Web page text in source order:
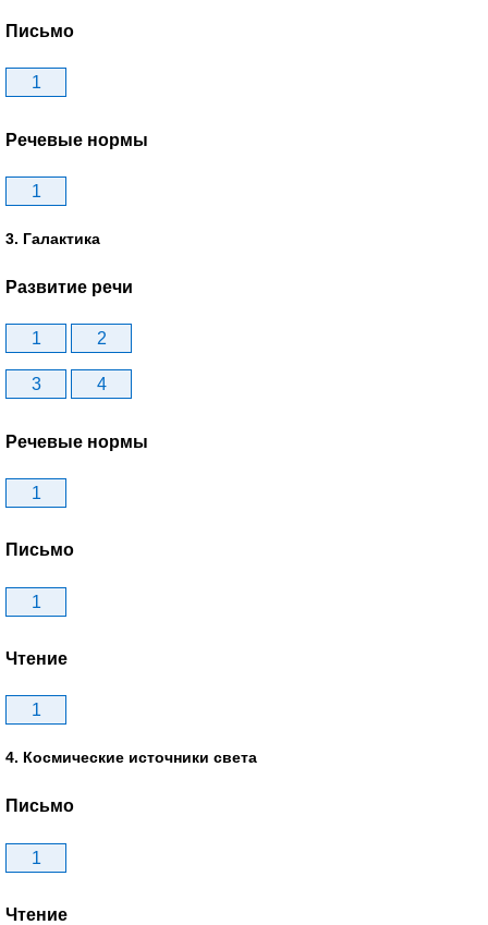
Письмо
1
Речевые нормы
1
3. Галактика
Развитие речи
1 2
3 4
Речевые нормы
1
Письмо
1
Чтение
1
4. Космические источники света
Письмо
1
Чтение